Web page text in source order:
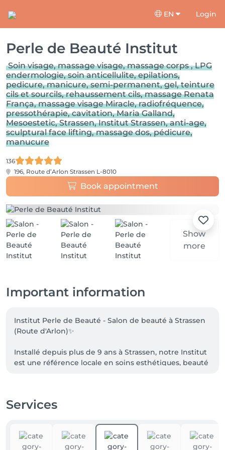
EN Login
Perle de Beauté Institut
Soin visage, massage visage, massage corps , LPG
endermologie, soin anticellulite, epilations,
pedicure, manicure, semi-permanent, gel, teinture
cils et sourcils, rehaussement cils, massage Renata
França, massage visage Miracle, radiofréquence,
pressothérapie, cavitation, Maria Galland,
Mesoestetic, Strassen, Institut Strassen, anti-age,
sculptural face lifting, massage dos, pédicure,
manucure
136
196, Route d’Arlon Strassen L-8010
Book appointment
Show
more
Important information
Institut Perle de Beauté - Salon de beauté à Strassen
(Route d'Arlon)✨
Installé depuis plus de 9 ans à Strassen, notre Institut
est une référence locale en soins esthétiques, beauté
Maitrise luxembourgeois, gage de compétence, de
Avec plus de 100 avis clients sur Salonkee, nos
clientes nous font confiance pour leur soins visage,
Services